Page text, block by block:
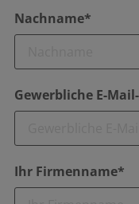
Nachname*
Gewerbliche E-
Ihr Firmenname*